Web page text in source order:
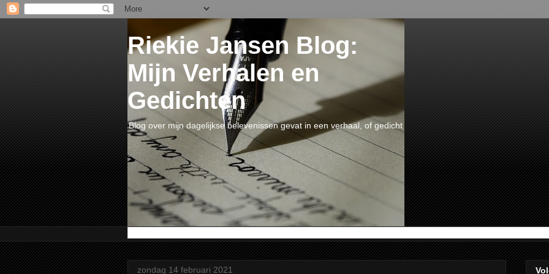
Riekie Jansen Blog:
Mijn Verhalen en
Gedichten
Blog over mijn dagelijkse belevenissen gevat in een verhaal, of gedicht
zondag 14 februari 2021